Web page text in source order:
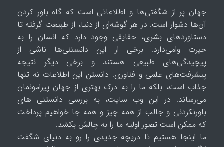
جهان پر از شگفتی‌ها و اطلاعاتی است که گاه باور کردن
آن‌ها دشوار است. در هر گوشه‌ای از دنیا، از طبیعت گرفته تا
دستاوردهای بشری، حقایقی وجود دارد که انسان را به
حیرت وامی‌دارد. برخی از این دانستنی‌ها ناشی از
پیچیدگی‌های طبیعی هستند و برخی دیگر نتیجه
پیشرفت‌های علمی و فناوری. دانستن این اطلاعات نه تنها
جذاب است، بلکه ما را به درک بهتری از جهان پیرامونمان
می‌رساند. در این وب سایت، به بررسی دانستنی های
باورنکردنی و جالب از همه چیز و همه جا خواهیم پرداخت
که ممکن است تصور اولیه ما را به چالش بکشد.
ما اینجا هستیم تا دریچه جدیدی را رو به دنیای شگفت